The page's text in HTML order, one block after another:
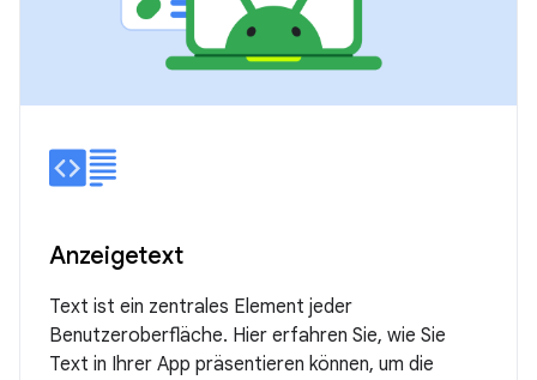
Anzeigetext
Text ist ein zentrales Element jeder
Benutzeroberfläche. Hier erfahren Sie, wie Sie
Text in Ihrer App präsentieren können, um die